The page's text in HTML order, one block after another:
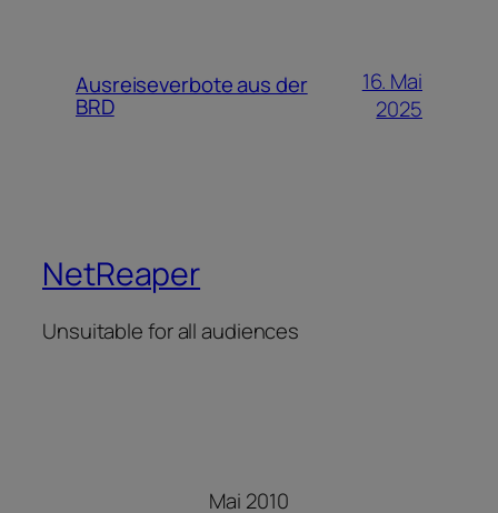
Ausreiseverbote aus der
BRD
16. Mai
2025
NetReaper
Unsuitable for all audiences
Mai 2010